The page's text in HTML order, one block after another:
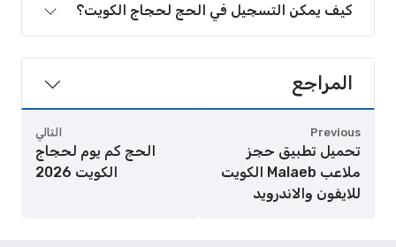
كيف يمكن التسجيل في الحج لحجاج الكويت؟
المراجع
Previous
تحميل تطبيق حجز
ملاعب Malaeb الكويت
للايفون والاندرويد
التالي
الحج كم يوم لحجاج
الكويت 2026